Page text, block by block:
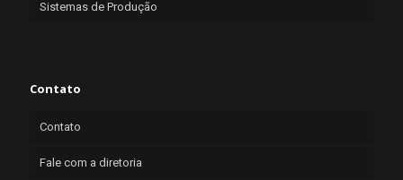
Sistemas de Produção
Contato
Contato
Fale com a diretoria